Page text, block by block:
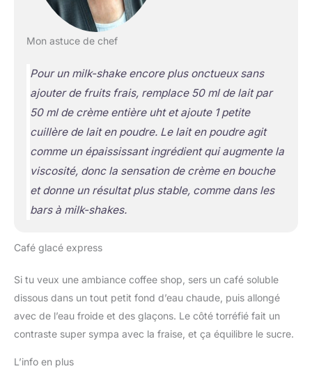
Mon astuce de chef
Pour un milk-shake encore plus onctueux sans
ajouter de fruits frais, remplace 50 ml de lait par
50 ml de crème entière uht et ajoute 1 petite
cuillère de lait en poudre. Le lait en poudre agit
comme un épaississantingrédient qui augmente la
viscosité, donc la sensation de crème en bouche
et donne un résultat plus stable, comme dans les
bars à milk-shakes.
Café glacé express
Si tu veux une ambiance coffee shop, sers un café soluble
dissous dans un tout petit fond d’eau chaude, puis allongé
avec de l’eau froide et des glaçons. Le côté torréfié fait un
contraste super sympa avec la fraise, et ça équilibre le sucre.
L’info en plus